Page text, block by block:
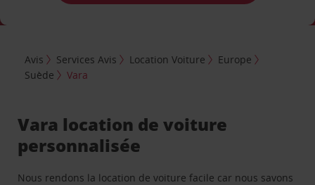
Avis Services Avis Location Voiture
Europe
Suède
Vara
Vara location de voiture
personnalisée
Nous rendons la location de voiture facile car nous savons